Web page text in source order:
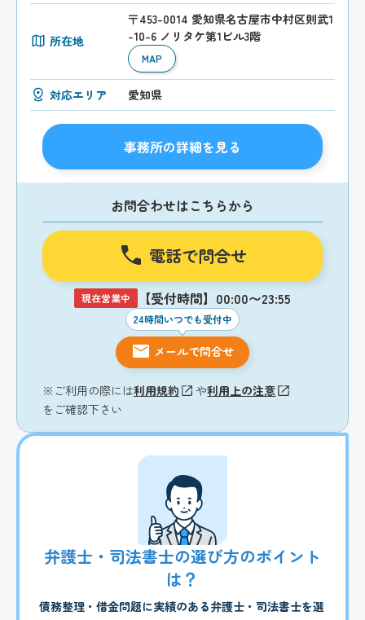
所在地
〒453-0014 愛知県名古屋市中村区則武1
-10-6 ノリタケ第1ビル3階
MAP
対応エリア 愛知県
事務所の詳細を見る
お問合わせはこちらから
電話で問合せ
現在営業中 【受付時間】00:00〜23:55
24時間いつでも受付中
メールで問合せ
※ご利用の際には利用規約 や利用上の注意
をご確認下さい
弁護士・司法書士の選び方のポイント
は？
債務整理・借金問題に実績のある弁護士・司法書士を選